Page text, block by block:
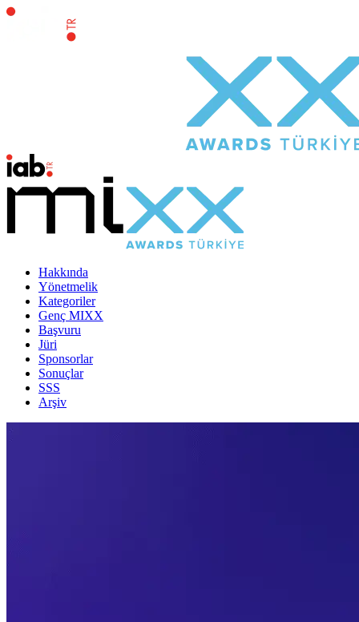
Hakkında
Yönetmelik
Kategoriler
Genç MIXX
Başvuru
Jüri
Sponsorlar
Sonuçlar
SSS
Arşiv